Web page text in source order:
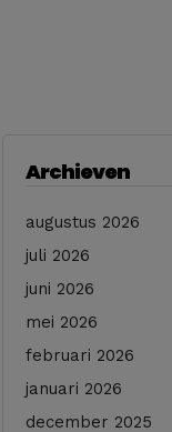
Archieven
augustus 2026
juli 2026
juni 2026
mei 2026
februari 2026
januari 2026
december 2025